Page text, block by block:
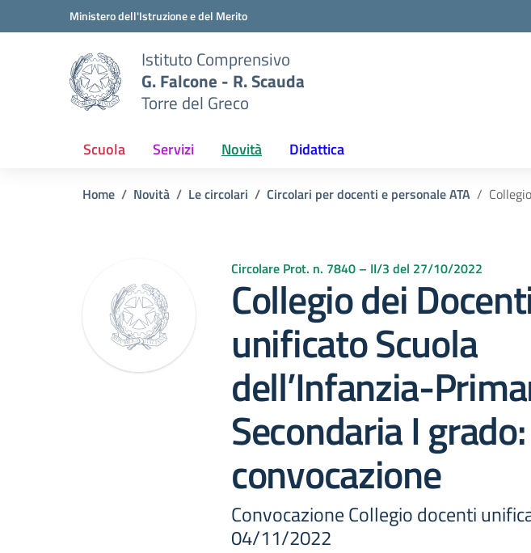
Vai ai contenuti
Vai al menu di navigazioneMinistero dell'Istruzione e del Merito
Istituto Comprensivo
G. Falcone - R. Scauda
Torre del Greco
Scuola Servizi Novità Didattica
Home Novità Le circolari Circolari per docenti e personale ATA
Circolare Prot. n. 7840 – II/3 del 27/10/2022
Collegio dei
unificato Scuola
dell’Infanzia-
Secondaria I grado:
convocazione
Convocazione Collegio docenti
04/11/2022